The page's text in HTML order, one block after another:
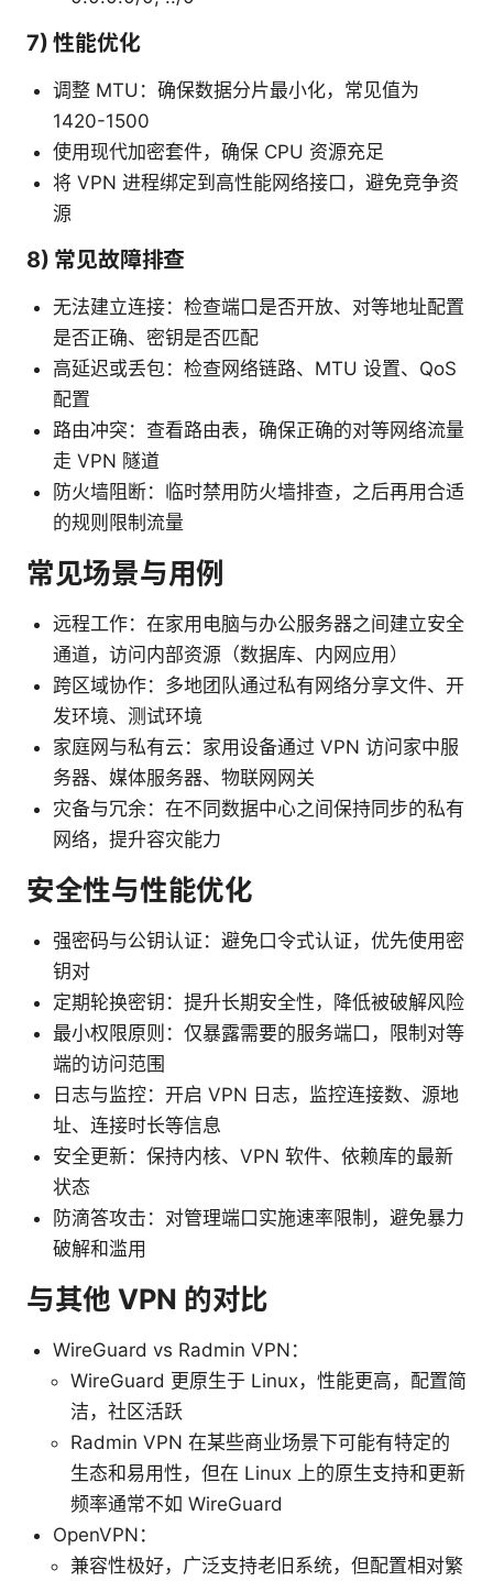
7) 性能优化
调整 MTU：确保数据分片最小化，常见值为
1420-1500
使用现代加密套件，确保 CPU 资源充足
将 VPN 进程绑定到高性能网络接口，避免竞争资
源
8) 常见故障排查
无法建立连接：检查端口是否开放、对等地址配置
是否正确、密钥是否匹配
高延迟或丢包：检查网络链路、MTU 设置、QoS
配置
路由冲突：查看路由表，确保正确的对等网络流量
走 VPN 隧道
防火墙阻断：临时禁用防火墙排查，之后再用合适
的规则限制流量
常见场景与用例
远程工作：在家用电脑与办公服务器之间建立安全
通道，访问内部资源（数据库、内网应用）
跨区域协作：多地团队通过私有网络分享文件、开
发环境、测试环境
家庭网与私有云：家用设备通过 VPN 访问家中服
务器、媒体服务器、物联网网关
灾备与冗余：在不同数据中心之间保持同步的私有
网络，提升容灾能力
安全性与性能优化
强密码与公钥认证：避免口令式认证，优先使用密
钥对
定期轮换密钥：提升长期安全性，降低被破解风险
最小权限原则：仅暴露需要的服务端口，限制对等
端的访问范围
日志与监控：开启 VPN 日志，监控连接数、源地
址、连接时长等信息
安全更新：保持内核、VPN 软件、依赖库的最新
状态
防滴答攻击：对管理端口实施速率限制，避免暴力
破解和滥用
与其他 VPN 的对比
WireGuard vs Radmin VPN：
WireGuard 更原生于 Linux，性能更高，配置简
洁，社区活跃
Radmin VPN 在某些商业场景下可能有特定的
生态和易用性，但在 Linux 上的原生支持和更新
频率通常不如 WireGuard
OpenVPN：
兼容性极好，广泛支持老旧系统，但配置相对繁